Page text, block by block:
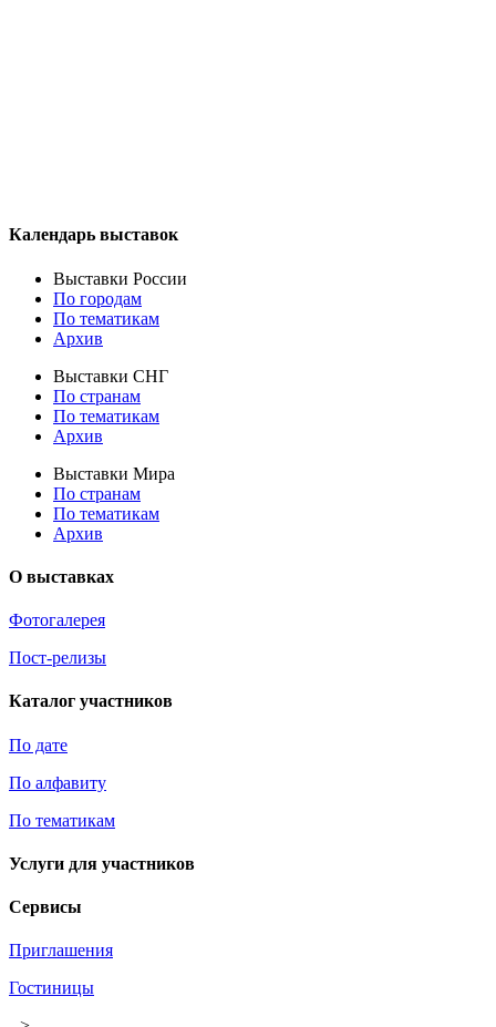
Календарь выставок
Выставки России
По городам
По тематикам
Архив
Выставки СНГ
По странам
По тематикам
Архив
Выставки Мира
По странам
По тематикам
Архив
О выставках
Фотогалерея
Пост-релизы
Каталог участников
По дате
По алфавиту
По тематикам
Услуги для участников
Сервисы
Приглашения
Гостиницы